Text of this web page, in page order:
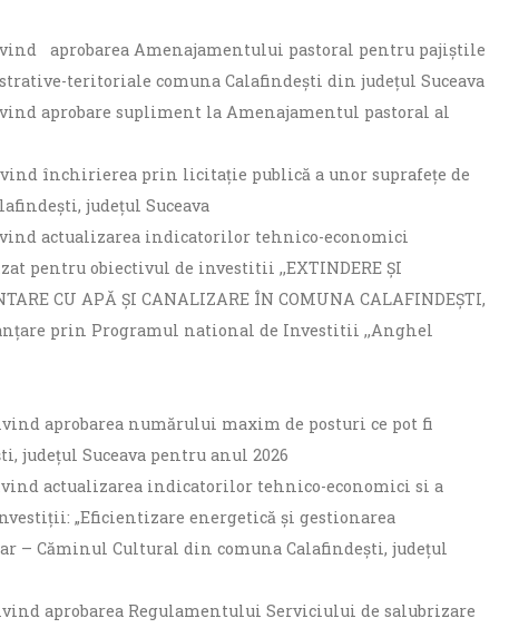
aprobarea Amenajamentului pastoral pentru pajiștile
teritoriale comuna Calafindești din județul Suceava
aprobare supliment la Amenajamentul pastoral al
închirierea prin licitație publică a unor suprafețe de
județul Suceava
actualizarea indicatorilor tehnico-economici
pentru obiectivul de investitii ,,EXTINDERE ȘI
CU APĂ ȘI CANALIZARE ÎN COMUNA CALAFINDEȘTI,
prin Programul national de Investitii ,,Anghel
aprobarea numărului maxim de posturi ce pot fi
județul Suceava pentru anul 2026
actualizarea indicatorilor tehnico-economici si a
„Eficientizare energetică și gestionarea
– Căminul Cultural din comuna Calafindești, județul
aprobarea Regulamentului Serviciului de salubrizare